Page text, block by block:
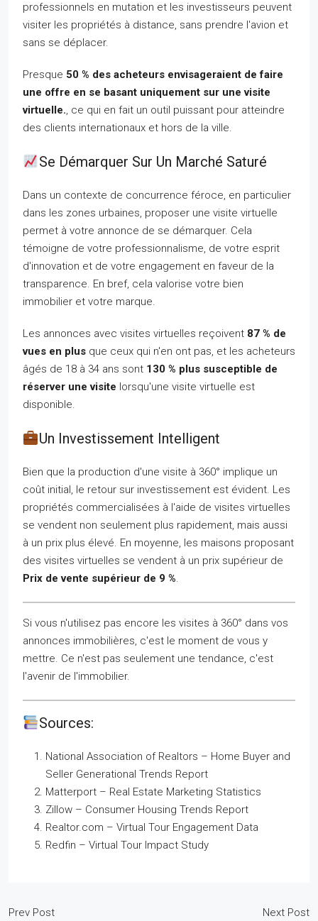
professionnels en mutation et les investisseurs peuvent
visiter les propriétés à distance, sans prendre l'avion et
sans se déplacer.
Presque 50 % des acheteurs envisageraient de faire
une offre en se basant uniquement sur une visite
virtuelle., ce qui en fait un outil puissant pour atteindre
des clients internationaux et hors de la ville.
Se Démarquer Sur Un Marché Saturé
Dans un contexte de concurrence féroce, en particulier
dans les zones urbaines, proposer une visite virtuelle
permet à votre annonce de se démarquer. Cela
témoigne de votre professionnalisme, de votre esprit
d'innovation et de votre engagement en faveur de la
transparence. En bref, cela valorise votre bien
immobilier et votre marque.
Les annonces avec visites virtuelles reçoivent 87 % de
vues en plus que ceux qui n'en ont pas, et les acheteurs
âgés de 18 à 34 ans sont 130 % plus susceptible de
réserver une visite lorsqu'une visite virtuelle est
disponible.
Un Investissement Intelligent
Bien que la production d'une visite à 360° implique un
coût initial, le retour sur investissement est évident. Les
propriétés commercialisées à l'aide de visites virtuelles
se vendent non seulement plus rapidement, mais aussi
à un prix plus élevé. En moyenne, les maisons proposant
des visites virtuelles se vendent à un prix supérieur de
Prix de vente supérieur de 9 %.
Si vous n'utilisez pas encore les visites à 360° dans vos
annonces immobilières, c'est le moment de vous y
mettre. Ce n'est pas seulement une tendance, c'est
l'avenir de l'immobilier.
Sources:
National Association of Realtors – Home Buyer and
Seller Generational Trends Report
Matterport – Real Estate Marketing Statistics
Zillow – Consumer Housing Trends Report
Realtor.com – Virtual Tour Engagement Data
Redfin – Virtual Tour Impact Study
Prev Post Next Post